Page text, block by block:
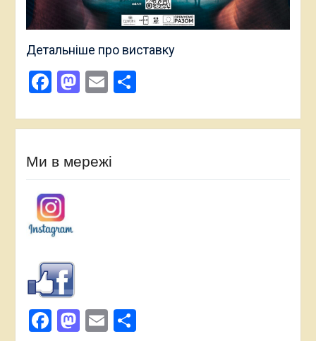
Детальніше про виставку
Facebook
Mastodon
EmailПоділитися
Ми в мережі
Facebook
Mastodon
EmailПоділитися